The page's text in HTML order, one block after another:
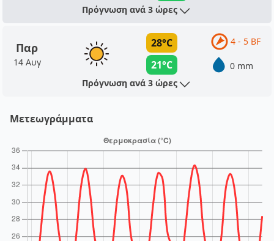
Πρόγνωση ανά 3 ώρες
Παρ
14 Αυγ
28°C
21°C
4 - 5 BF
0 mm
Πρόγνωση ανά 3 ώρες
Μετεωγράμματα